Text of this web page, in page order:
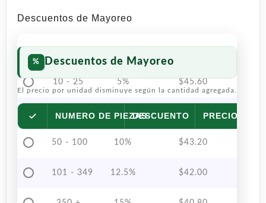
Descuentos de Mayoreo
Descuentos de Mayoreo
El precio por unidad disminuye según la cantidad agregada.
NUMERO DE PIEZASDESCUENTO PRECIO POR
10 - 25 5% $45.60
26 - 49 7.5% $44.40
50 - 100 10% $43.20
101 - 349 12.5% $42.00